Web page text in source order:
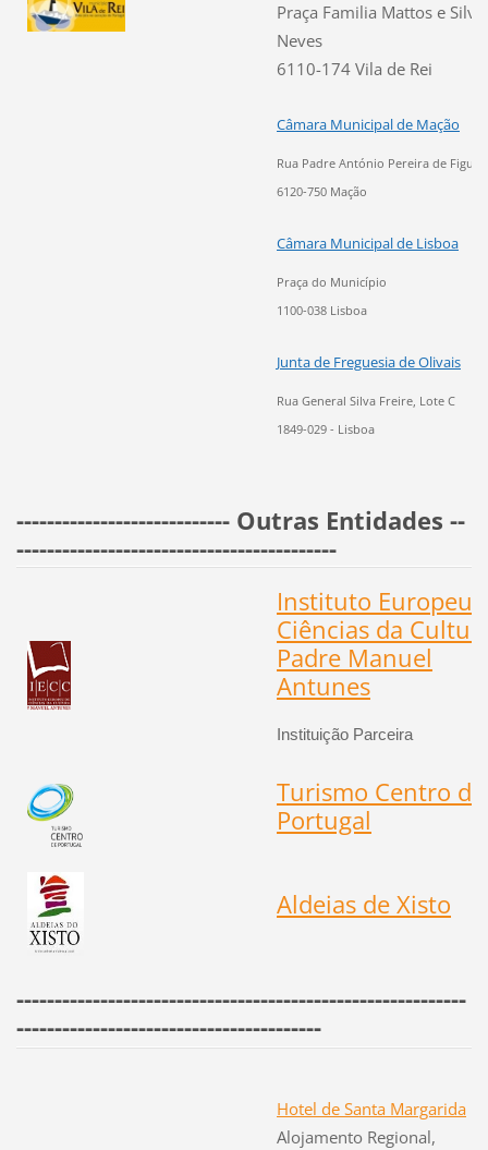
Praça Familia Mattos e Silva
Neves
6110-174 Vila de Rei
Câmara Municipal de Mação
Rua Padre António Pereira de
6120-750 Mação
Câmara Municipal de Lisboa
Praça do Município
1100-038 Lisboa
Junta de Freguesia de Olivais
Rua General Silva Freire, Lote C
1849-029 - Lisboa
---------------------------- Outras Entidades --
------------------------------------------
Instituto Europeu
Ciências da
Padre Manuel
Antunes
Instituição Parceira
Turismo Centro de
Portugal
Aldeias de Xisto
-----------------------------------------------------------
----------------------------------------
Hotel de Santa Margarida
Alojamento Regional,